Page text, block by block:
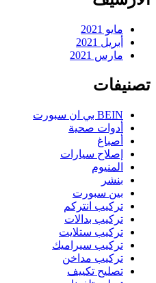
مايو 2021
أبريل 2021
مارس 2021
تصنيفات
BEIN بي ان سبورت
أدوات صحية
أصباغ
إصلاح سيارات
المنيوم
بنشر
بين سبورت
تركيب انتركم
تركيب بدالات
تركيب ستلايت
تركيب سيراميك
تركيب مداخن
تصليح تكييف